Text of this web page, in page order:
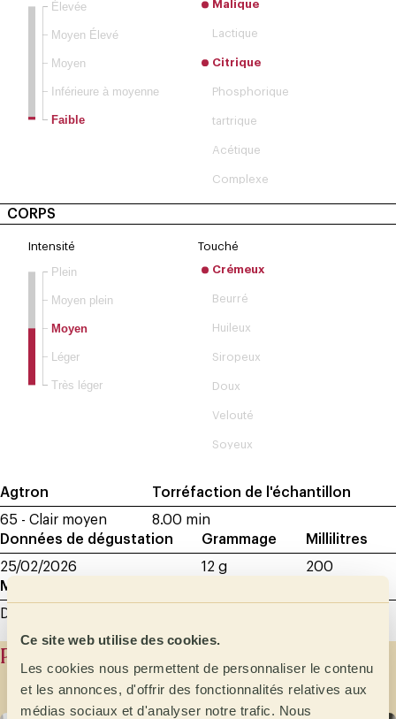
Ce site web utilise des cookies.
Les cookies nous permettent de personnaliser le contenu
et les annonces, d'offrir des fonctionnalités relatives aux
médias sociaux et d'analyser notre trafic. Nous
Faible
Inférieure à moyenne
Moyen
Moyen Élevé
Élevée Malique
Lactique
Citrique
Phosphorique
tartrique
Acétique
Complexe
CORPS
Intensité
Très léger
Léger
Moyen
Moyen plein
Plein
Touché
Crémeux
Beurré
Huileux
Siropeux
Doux
Velouté
Soyeux
Agtron
65 - Clair moyen
Torréfaction de l'échantillon
8.00 min
Données de dégustation
25/02/2026
Grammage
12 g
Millilitres
200
Moulure de l´échantillon
Dégustation entre 600 et 800 microns
Producer history